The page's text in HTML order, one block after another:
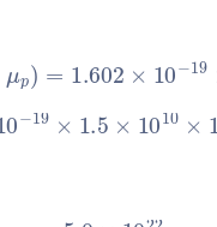
)=1.602×10 −19
19 ×1.5×1010×